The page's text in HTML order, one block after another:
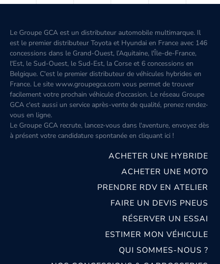
Le Groupe GCA est un distributeur automobile multimarque. Il
est le premier distributeur Toyota et Hyundai en France avec 146
concessions dans le Grand-Ouest, l’Aquitaine, l'Île-de-France,
l'Est, le Sud-Ouest, le Sud-Est, la Corse et 6 concessions en
Belgique. C'est le premier distributeur de véhicules hybrides en
France. Le site www.groupegca.com vous permet de trouver
facilement votre prochain véhicule d'occasion. Le réseau Groupe
GCA c'est aussi un service après-vente de qualité, prenez rendez-
vous en ligne.
Le Groupe GCA recrute, lancez-vous dans l'aventure, envoyez dès
à présent votre candidature spontanée en cliquant ici !
ACHETER UNE HYBRIDE
ACHETER UNE MOTO
PRENDRE RDV EN ATELIER
FAIRE UN DEVIS PNEUS
RÉSERVER UN ESSAI
ESTIMER MON VÉHICULE
QUI SOMMES-NOUS ?